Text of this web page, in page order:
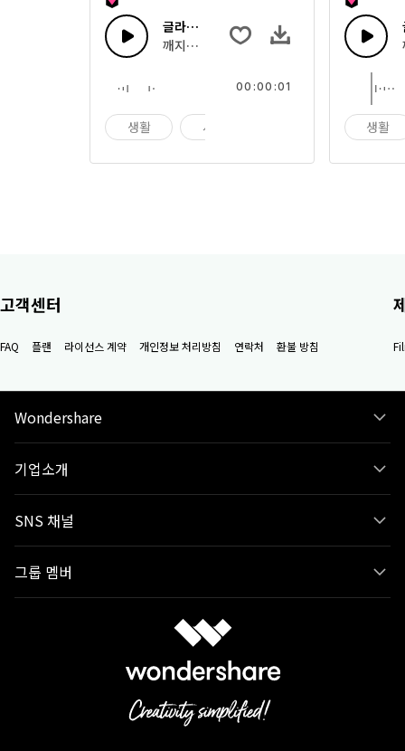
글라스 터치 28
깨지는 유리, 여러 개의 유리잔과 딸랑거리는
생활 시계
00:00:01
생활
고객센터
FAQ 플랜 라이선스 계약 개인정보 처리방침 연락처 환불 방침
Wondershare
기업소개
SNS 채널
그룹 멤버